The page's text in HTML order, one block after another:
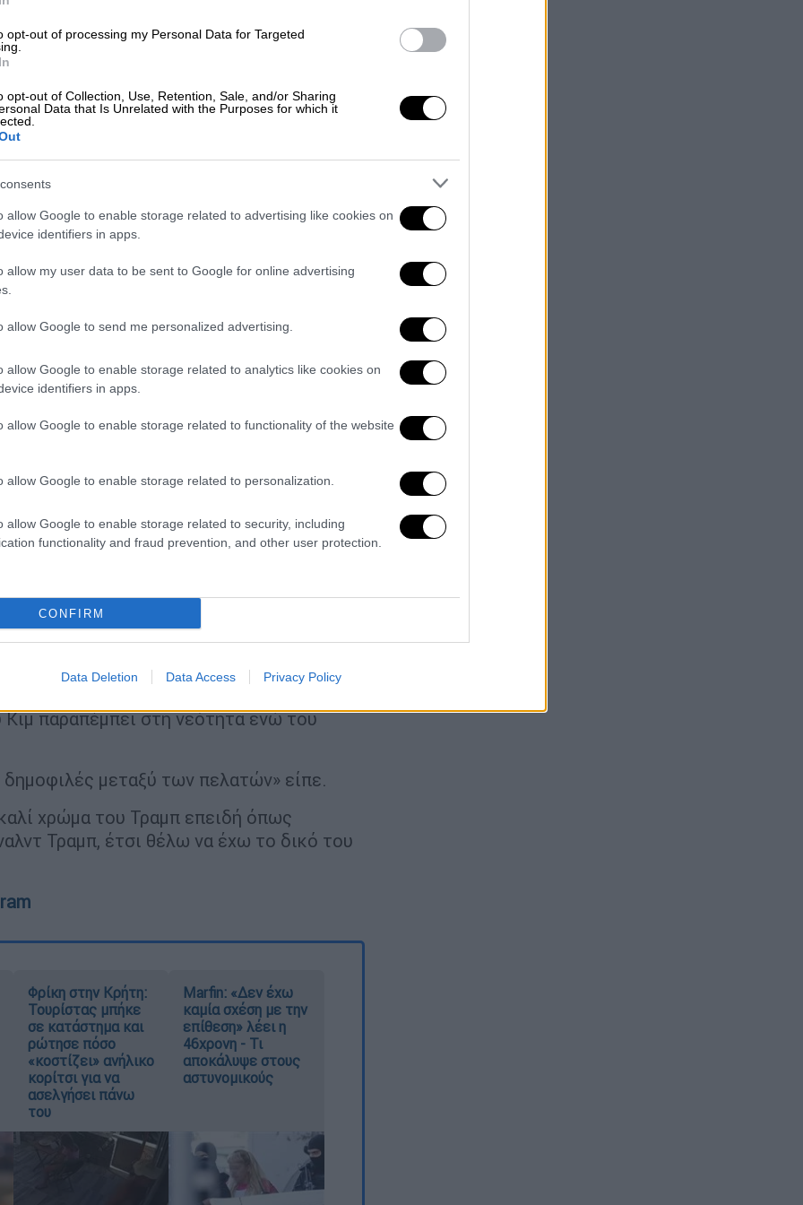
opt-out of processing my Personal Data for Targeted
opt-out of Collection, Use, Retention, Sale, and/or Sharing
Data that Is Unrelated with the Purposes for which it
allow Google to enable storage related to advertising like cookies on
identifiers in apps.
allow my user data to be sent to Google for online advertising
allow Google to send me personalized advertising.
allow Google to enable storage related to analytics like cookies on
identifiers in apps.
allow Google to enable storage related to functionality of the website
allow Google to enable storage related to personalization.
allow Google to enable storage related to security, including
functionality and fraud prevention, and other user protection.
CONFIRM
Data Deletion Data Access Privacy Policy
του για την άφιξη του Κιμ
την επόμενη εβδομάδα, για τη
των ΗΠΑ, Ντόναλντ Τραμπ και ελπίζει
video
συνταράσσει το Ανόι, ο κομμωτής Le
κουρέματα Τραμπ ή Κιμ σε δώδεκα
Ντόναλντ Τραμπ και Κιμ Γιονγκ Ουν
για την αποκατάσταση της
για να δείξω ότι οι άνθρωποι του Ανόι
ο Duong.
παραπέμπει στη νεότητα ενώ του
μεταξύ των πελατών» είπε.
χρώμα του Τραμπ επειδή όπως
Τραμπ, έτσι θέλω να έχω το δικό του
Φρίκη στην Κρήτη:
Τουρίστας μπήκε
σε κατάστημα και
ρώτησε πόσο
«κοστίζει» ανήλικο
κορίτσι για να
ασελγήσει πάνω
του
Marfin: «Δεν έχω
καμία σχέση με την
επίθεση» λέει η
46χρονη - Τι
αποκάλυψε στους
αστυνομικούς